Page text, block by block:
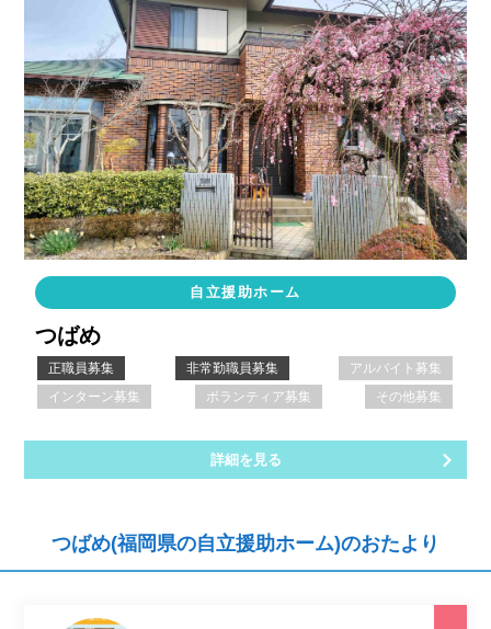
自立援助ホーム
つばめ
正職員募集 非常勤職員募集
アルバイト募集
インターン募集
ボランティア募集 その他募集
詳細を見る
つばめ(福岡県の自立援助ホーム)のおたより